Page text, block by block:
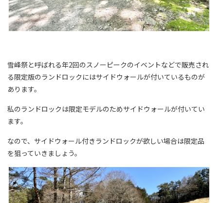
雪峰祭と呼ばれる年2回のスノーピークのイベントなどで販売され
る限定版のランドロックにはサイドウォールが付いているものが
あります。
私のランドロックは限定モデルのためサイドウォールが付いてい
ます。
なので、サイドウォール付きランドロックが欲しい場合は限定品
を狙っていきましょう。